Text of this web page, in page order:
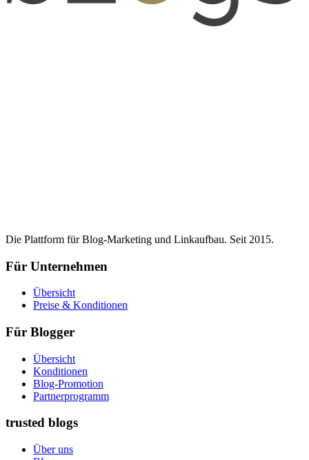
Die Plattform für Blog-Marketing und Linkaufbau. Seit 2015.
Für Unternehmen
Übersicht
Preise & Konditionen
Für Blogger
Übersicht
Konditionen
Blog-Promotion
Partnerprogramm
trusted blogs
Über uns